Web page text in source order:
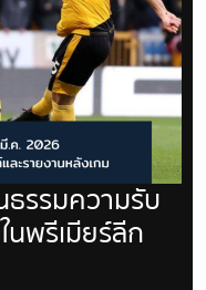
รรมความรับ
พรีเมียร์ลีก